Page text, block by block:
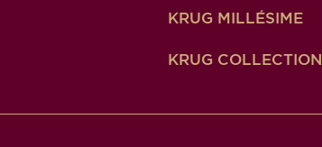
KRUG MILLÉSIME
KRUG COLLECTION